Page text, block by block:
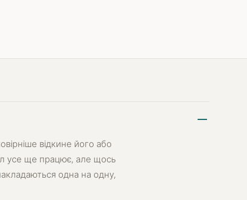
відкине його або
усе ще працює, але щось
одна на одну,